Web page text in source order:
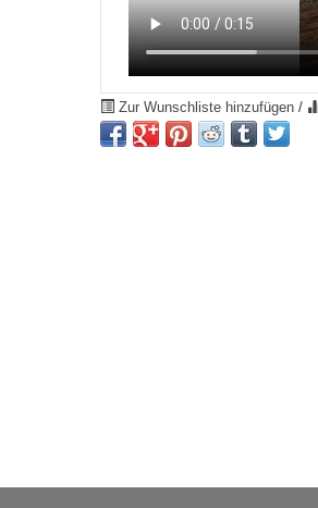
Zur Wunschliste hinzufügen /